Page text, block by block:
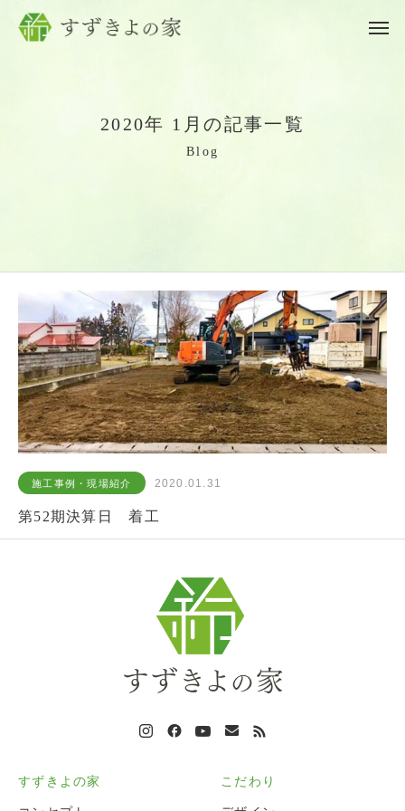
2020年 1 月の記事一 覧
Bl og
施工事例・現場紹介 2020.01.31
第52期決算日 着工
すずきよの家 こだわり